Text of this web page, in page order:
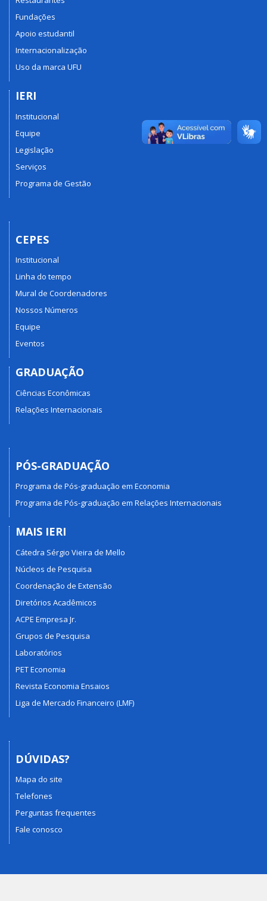
Fundações
Apoio estudantil
Internacionalização
Uso da marca UFU
IERI
Institucional
Equipe
Legislação
Serviços
Programa de Gestão
CEPES
Institucional
Linha do tempo
Mural de Coordenadores
Nossos Números
Equipe
Eventos
GRADUAÇÃO
Ciências Econômicas
Relações Internacionais
PÓS-GRADUAÇÃO
Programa de Pós-graduação em Economia
Programa de Pós-graduação em Relações Internacionais
MAIS IERI
Cátedra Sérgio Vieira de Mello
Núcleos de Pesquisa
Coordenação de Extensão
Diretórios Acadêmicos
ACPE Empresa Jr.
Grupos de Pesquisa
Laboratórios
PET Economia
Revista Economia Ensaios
Liga de Mercado Financeiro (LMF)
DÚVIDAS?
Mapa do site
Telefones
Perguntas frequentes
Fale conosco